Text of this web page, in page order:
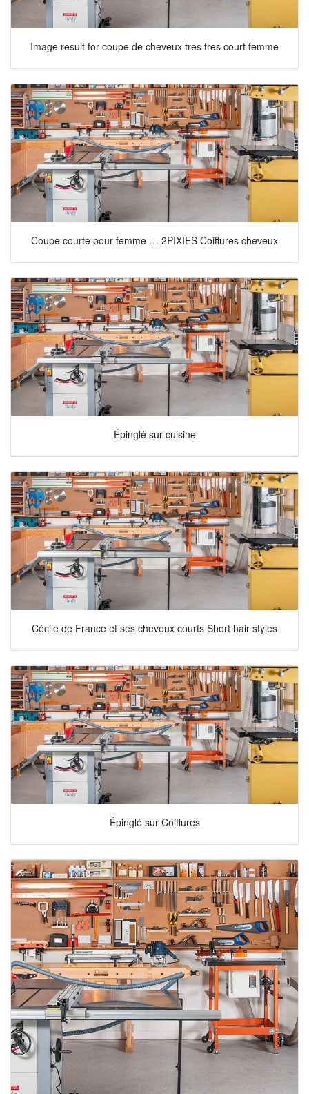
Image result for coupe de cheveux tres tres court femme
Coupe courte pour femme … 2PIXIES Coiffures cheveux
Épinglé sur cuisine
Cécile de France et ses cheveux courts Short hair styles
Épinglé sur Coiffures